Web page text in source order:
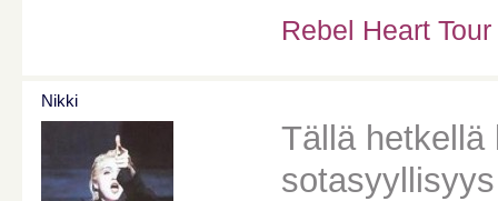
Rebel Heart
Nikki
Tällä hetkellä